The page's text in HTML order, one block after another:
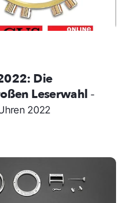
Die
Leserwahl -
2022